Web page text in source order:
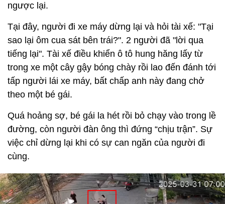
ngược lại.
Tại đây, người đi xe máy dừng lại và hỏi tài xế: "Tại
sao lại ôm cua sát bên trái?". 2 người đã "lời qua
tiếng lại". Tài xế điều khiển ô tô hung hăng lấy từ
trong xe một cây gậy bóng chày rồi lao đến đánh tới
tấp người lái xe máy, bất chấp anh này đang chở
theo một bé gái.
Quá hoảng sợ, bé gái la hét rồi bỏ chạy vào trong lề
đường, còn người đàn ông thì đứng “chịu trận”. Sự
việc chỉ dừng lại khi có sự can ngăn của người đi
cùng.